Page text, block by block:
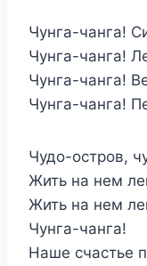
Чунга-чанга!
Чунга-чанга!
Чунга-чанга!
Чунга-чанга!
Чудо-остров,
Жить на нем
Жить на нем
Чунга-чанга!
Наше счастье